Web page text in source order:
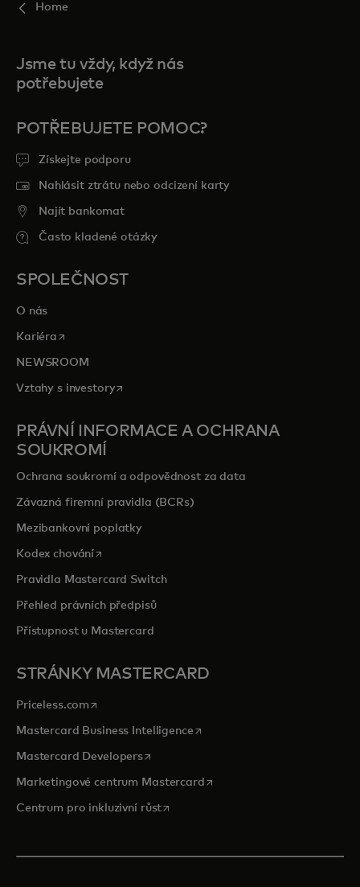
Home
Jsme tu vždy, když nás
potřebujete
POTŘEBUJETE POMOC?
Získejte podporu
Nahlásit ztrátu nebo odcizení karty
Najít bankomat
Často kladené otázky
SPOLEČNOST
O nás
Kariéra opens in a new tab
NEWSROOM
Vztahy s investoryopens in a new tab
PRÁVNÍ INFORMACE A OCHRANA
SOUKROMÍ
Ochrana soukromí a odpovědnost za data
Závazná firemní pravidla (BCRs)
Mezibankovní poplatky
Kodex chováníopens in a new tab
Pravidla Mastercard Switch
Přehled právních předpisů
Přístupnost u Mastercard
STRÁNKY MASTERCARD
Priceless.com opens in a new tab
Mastercard Business Intelligenceopens in a new tab
Mastercard Developersopens in a new tab
Marketingové centrum Mastercardopens in a new tab
Centrum pro inkluzivní růstopens in a new tab